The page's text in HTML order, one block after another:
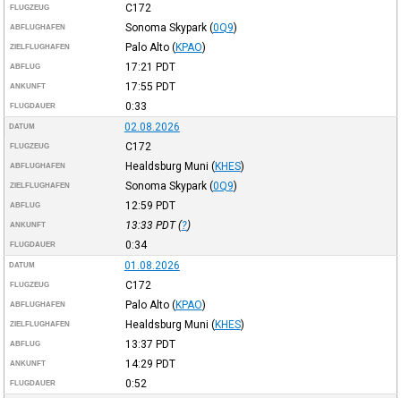
FLUGZEUG C172
ABFLUGHAFEN Sonoma Skypark (0Q9)
ZIELFLUGHAFEN Palo Alto (KPAO)
ABFLUG 17:21 PDT
ANKUNFT 17:55 PDT
FLUGDAUER 0:33
DATUM 02.08.2026
FLUGZEUG C172
ABFLUGHAFEN Healdsburg Muni (KHES)
ZIELFLUGHAFEN Sonoma Skypark (0Q9)
ABFLUG 12:59 PDT
ANKUNFT 13:33 PDT(?)
FLUGDAUER 0:34
DATUM 01.08.2026
FLUGZEUG C172
ABFLUGHAFEN Palo Alto (KPAO)
ZIELFLUGHAFEN Healdsburg Muni (KHES)
ABFLUG 13:37 PDT
ANKUNFT 14:29 PDT
FLUGDAUER
0:52